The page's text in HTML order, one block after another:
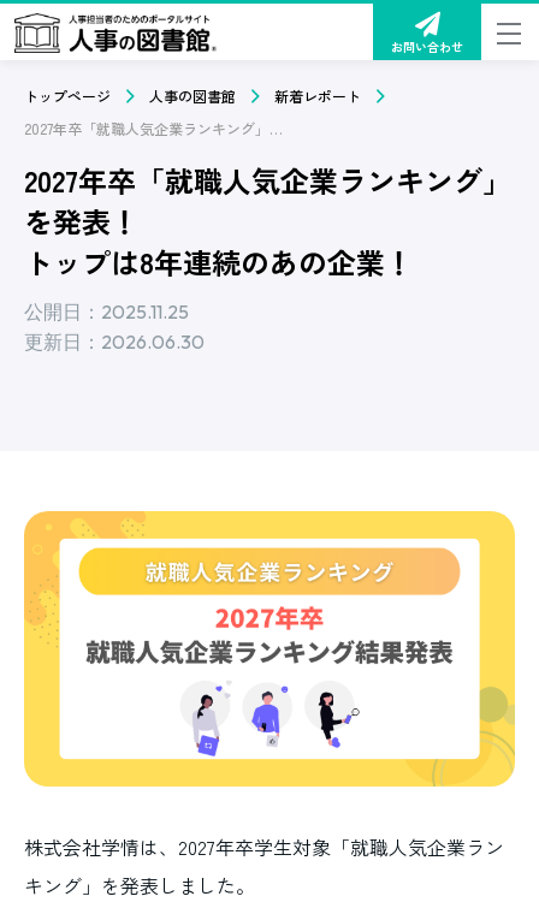
お問い合わせ
トップページ 人事の図書館
新着レポート
2027年卒「就職人気企業ランキング」を発表！ トップは8年連続のあの企業！
2027年卒「就職人気企業ランキング」
を発表！
トップは8年連続のあの企業！
公開日：2025.11.25
更新日：2026.06.30
株式会社学情は、2027年卒学生対象「就職人気企業ラン
キング」を発表しました。